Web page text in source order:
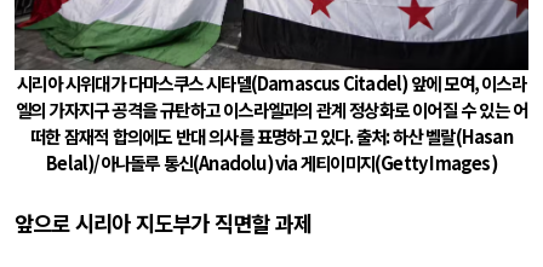
시리아 시위대가 다마스쿠스 시타델(Damascus Citadel)앞에 모여,이스라
엘의 가자지구 공격을 규탄하고 이스라엘과의 관계 정상화로 이어질 수 있는 어
떠한 잠재적 합의에도 반대 의사를 표명하고 있다.출처:하산 벨랄(Hasan
Belal)/아나돌루 통신(Anadolu) via게티이미지(Getty Images)
앞으로 시리아 지도부가 직면할 과제